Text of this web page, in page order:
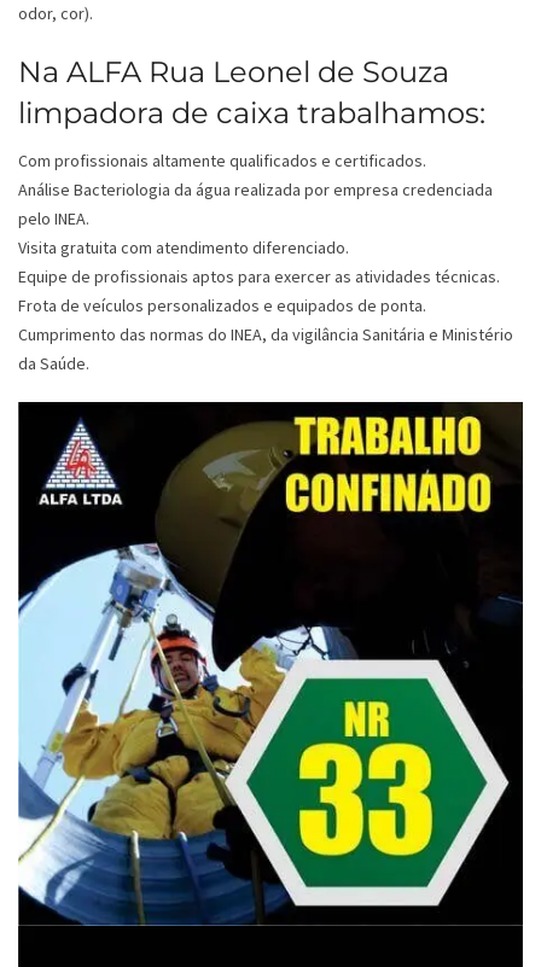
odor, cor).
Na ALFA Rua Leonel de Souza
limpadora de caixa trabalhamos:
Com profissionais altamente qualificados e certificados.
Análise Bacteriologia da água realizada por empresa credenciada
pelo INEA.
Visita gratuita com atendimento diferenciado.
Equipe de profissionais aptos para exercer as atividades técnicas.
Frota de veículos personalizados e equipados de ponta.
Cumprimento das normas do INEA, da vigilância Sanitária e Ministério
da Saúde.